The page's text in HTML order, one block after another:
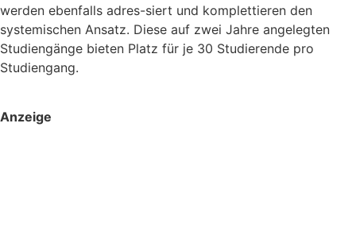
werden ebenfalls adres-siert und komplettieren den
systemischen Ansatz. Diese auf zwei Jahre angelegten
Studiengänge bieten Platz für je 30 Studierende pro
Studiengang.
Anzeige